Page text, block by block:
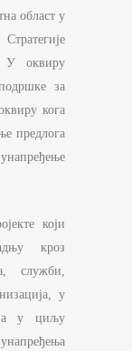
област у
У оквиру
за
кога
предлога
који
кроз
служби,
у
а у циљу